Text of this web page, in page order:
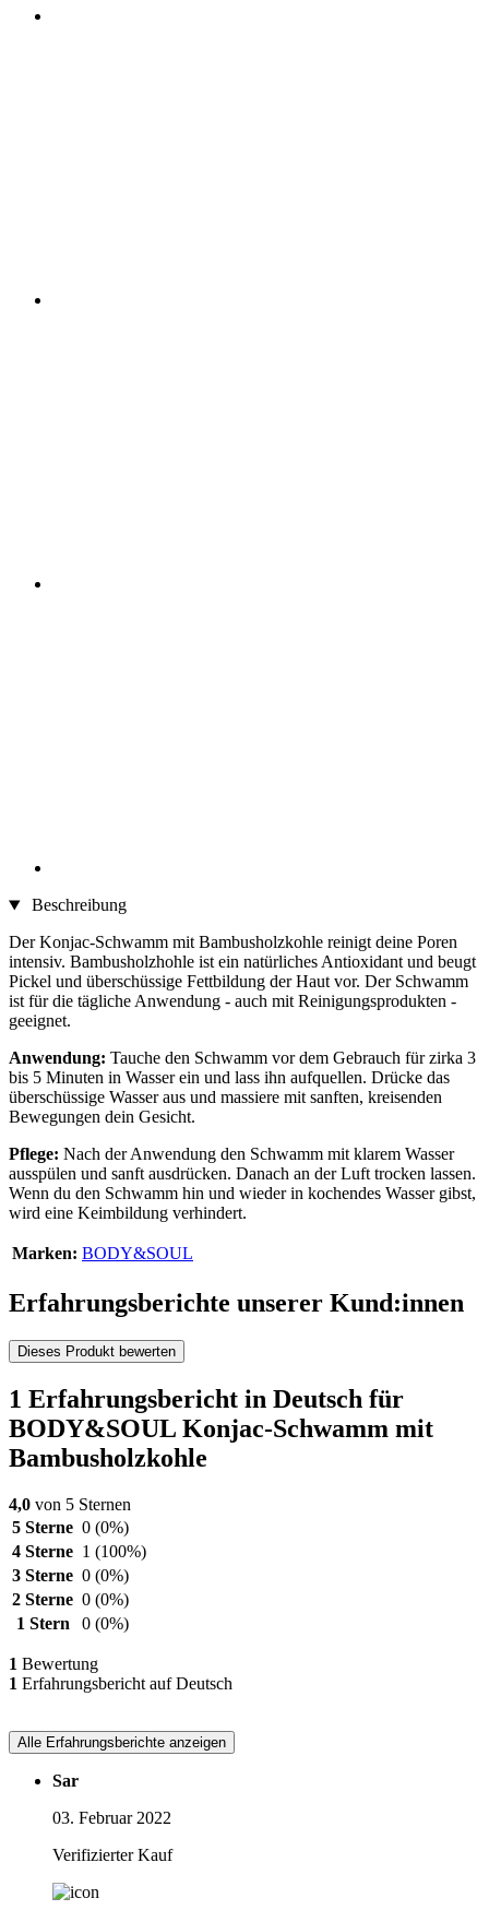
Beschreibung
Der Konjac-Schwamm mit Bambusholzkohle reinigt deine Poren
intensiv. Bambusholzhohle ist ein natürliches Antioxidant und beugt
Pickel und überschüssige Fettbildung der Haut vor. Der Schwamm
ist für die tägliche Anwendung - auch mit Reinigungsprodukten -
geeignet.
Anwendung: Tauche den Schwamm vor dem Gebrauch für zirka 3
bis 5 Minuten in Wasser ein und lass ihn aufquellen. Drücke das
überschüssige Wasser aus und massiere mit sanften, kreisenden
Bewegungen dein Gesicht.
Pflege: Nach der Anwendung den Schwamm mit klarem Wasser
ausspülen und sanft ausdrücken. Danach an der Luft trocken lassen.
Wenn du den Schwamm hin und wieder in kochendes Wasser gibst,
wird eine Keimbildung verhindert.
Marken: BODY&SOUL
Erfahrungsberichte unserer Kund:innen
Dieses Produkt bewerten
1 Erfahrungsbericht in Deutsch für
BODY&SOUL Konjac-Schwamm mit
Bambusholzkohle
4,0 von 5 Sternen
5 Sterne 0 (0%)
4 Sterne 1 (100%)
3 Sterne 0 (0%)
2 Sterne 0 (0%)
1 Stern
0 (0%)
1 Bewertung
1 Erfahrungsbericht auf Deutsch
Alle Erfahrungsberichte anzeigen
Sar
03. Februar 2022
Verifizierter Kauf